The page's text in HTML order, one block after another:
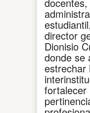
director
Dionisio
donde se
estrechar
fortalecer